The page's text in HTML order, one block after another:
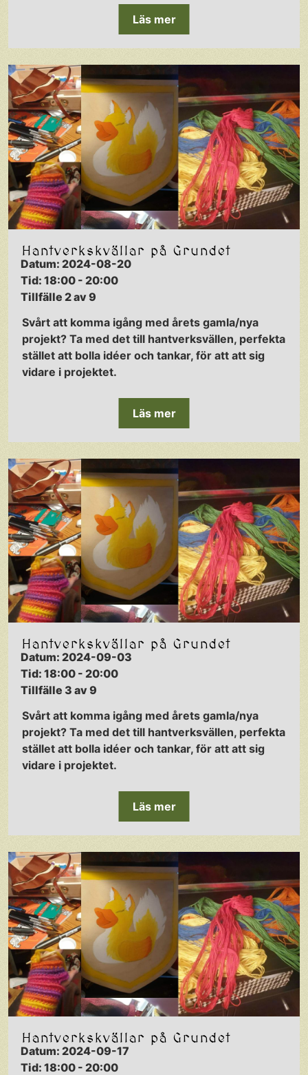
Läs mer
Hantverkskvällar på Grundet
Datum: 2024-08-20
Tid: 18:00 - 20:00
Tillfälle 2 av 9
Svårt att komma igång med årets gamla/nya
projekt? Ta med det till hantverksvällen, perfekta
stället att bolla idéer och tankar, för att att sig
vidare i projektet.
Läs mer
Hantverkskvällar på Grundet
Datum: 2024-09-03
Tid: 18:00 - 20:00
Tillfälle 3 av 9
Svårt att komma igång med årets gamla/nya
projekt? Ta med det till hantverksvällen, perfekta
stället att bolla idéer och tankar, för att att sig
vidare i projektet.
Läs mer
Hantverkskvällar på Grundet
Datum: 2024-09-17
Tid: 18:00 - 20:00